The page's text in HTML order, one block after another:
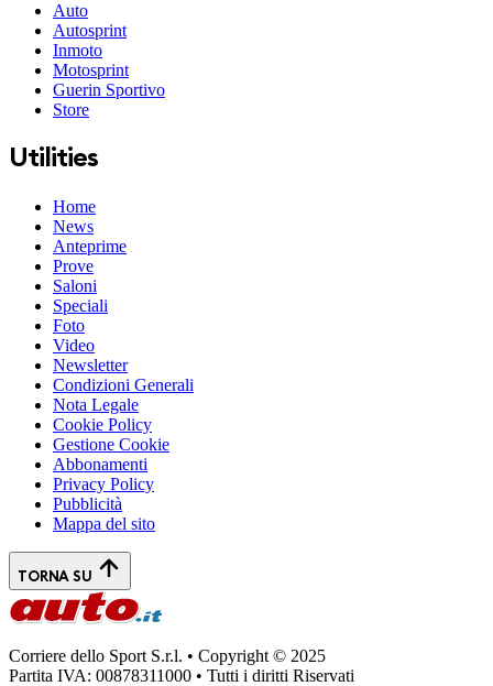
Auto
Autosprint
Inmoto
Motosprint
Guerin Sportivo
Store
Utilities
Home
News
Anteprime
Prove
Saloni
Speciali
Foto
Video
Newsletter
Condizioni Generali
Nota Legale
Cookie Policy
Gestione Cookie
Abbonamenti
Privacy Policy
Pubblicità
Mappa del sito
TORNA SU
Corriere dello Sport S.r.l. • Copyright © 2025
Partita IVA: 00878311000 • Tutti i diritti Riservati